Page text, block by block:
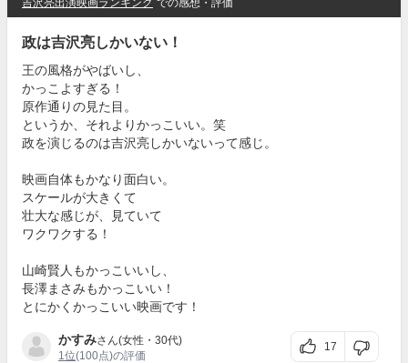
吉沢亮出演映画ランキング での感想・評価
政は吉沢亮しかいない！
王の風格がやばいし、
かっこよすぎる！
原作通りの見た目。
というか、それよりかっこいい。笑
政を演じるのは吉沢亮しかいないって感じ。
映画自体もかなり面白い。
スケールが大きくて
壮大な感じが、見ていて
ワクワクする！
山崎賢人もかっこいいし、
長澤まさみもかっこいい！
とにかくかっこいい映画です！
かすみさん(女性・30代)
1位(100点)の評価
17